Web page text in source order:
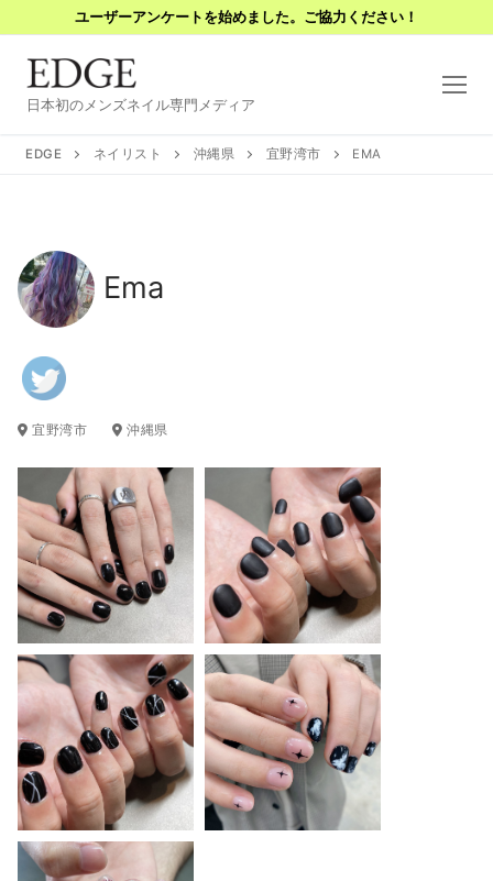
ン
ユーザーアンケートを始めました。ご協力ください！
日本初のメンズネイル専門メディア
EDGE ネイリスト 沖縄県 宜野湾市 EMA
Ema
宜野湾市 沖縄県